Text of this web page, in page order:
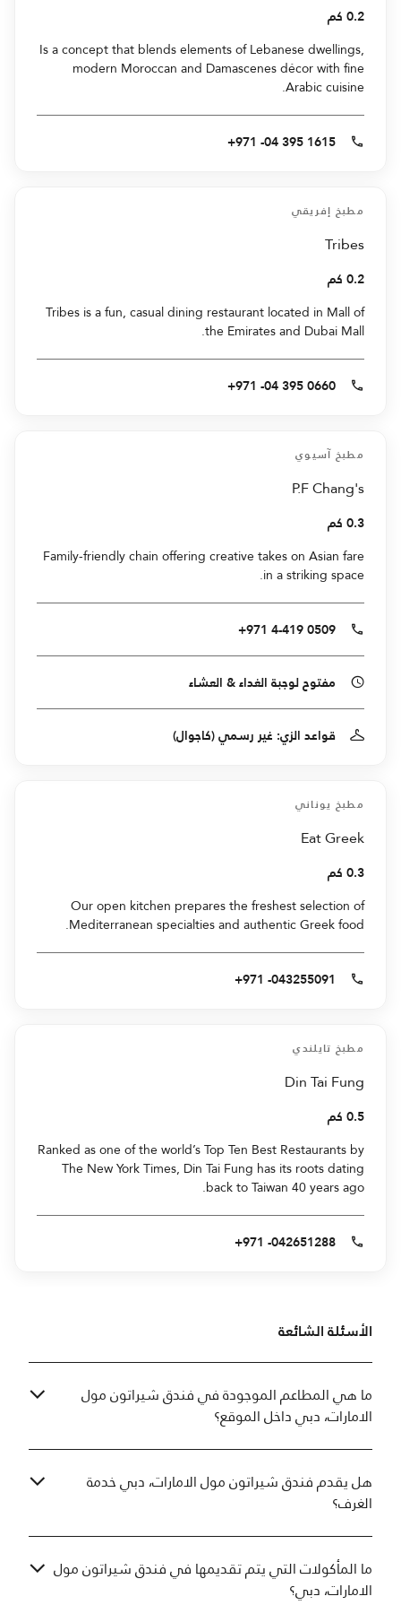
0.2 كم
Is a concept that blends elements of Lebanese dwellings,
modern Moroccan and Damascenes décor with fine
Arabic cuisine.
+971 -04 395 1615
مطبخ إفريقي
Tribes
0.2 كم
Tribes is a fun, casual dining restaurant located in Mall of
the Emirates and Dubai Mall.
+971 -04 395 0660
مطبخ آسيوي
P.F Chang's
0.3 كم
Family-friendly chain offering creative takes on Asian fare
in a striking space.
+971 4-419 0509
مفتوح لوجبة الغداء & العشاء
قواعد الزي: غير رسمي (كاجوال)
مطبخ يوناني
Eat Greek
0.3 كم
Our open kitchen prepares the freshest selection of
Mediterranean specialties and authentic Greek food.
+971 -043255091
مطبخ تايلندي
Din Tai Fung
0.5 كم
Ranked as one of the world’s Top Ten Best Restaurants by
The New York Times, Din Tai Fung has its roots dating
back to Taiwan 40 years ago.
+971 -042651288
الأسئلة الشائعة
ما هي المطاعم الموجودة في فندق شيراتون مول
الامارات، دبي داخل الموقع؟
هل يقدم فندق شيراتون مول الامارات، دبي خدمة
الغرف؟
ما المأكولات التي يتم تقديمها في فندق شيراتون مول
الامارات، دبي؟